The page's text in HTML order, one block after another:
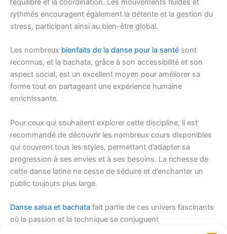
l’équilibre et la coordination. Les mouvements fluides et
rythmés encouragent également la détente et la gestion du
stress, participant ainsi au bien-être global.
Les nombreux bienfaits de la danse pour la santé sont
reconnus, et la bachata, grâce à son accessibilité et son
aspect social, est un excellent moyen pour améliorer sa
forme tout en partageant une expérience humaine
enrichissante.
Pour ceux qui souhaitent explorer cette discipline, il est
recommandé de découvrir les nombreux cours disponibles
qui couvrent tous les styles, permettant d’adapter sa
progression à ses envies et à ses besoins. La richesse de
cette danse latine ne cesse de séduire et d’enchanter un
public toujours plus large.
Danse salsa et bachata fait partie de ces univers fascinants
où la passion et la technique se conjuguent